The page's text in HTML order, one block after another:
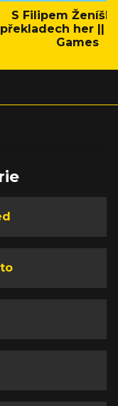
S Filipem
překladech her ||
Games